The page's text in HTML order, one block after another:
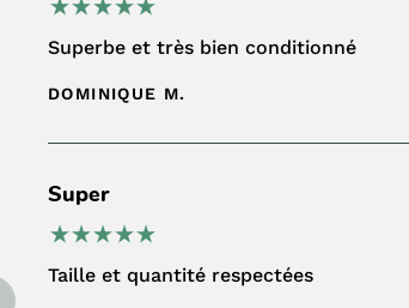
Superbe et très bien conditionné
DOMINIQUE M.
Super
Taille et quantité respectées